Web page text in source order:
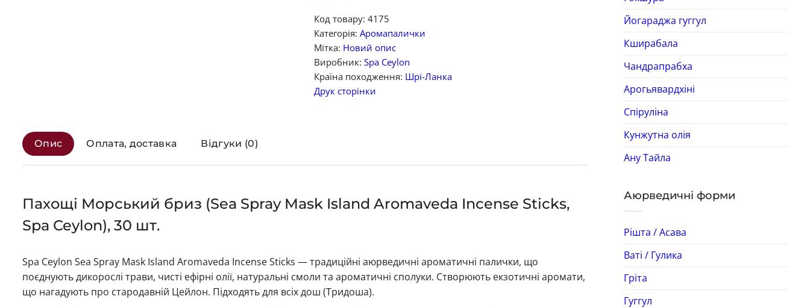
Йогараджа гуггул
Кширабала
Чандрапрабха
Арогьявардхіні
Спіруліна
Кунжутна олія
Ану Тайла
Аюрведичні форми
Рішта / Асава
Ваті / Гулика
Гріта
Гуггул
Код товару: 4175
Категорія: Аромапалички
Мітка: Новий опис
Виробник: Spa Ceylon
Країна походження: Шрі-Ланка
Друк сторінки
Опис Оплата, доставка Відгуки (0)
Пахощі Морський бриз (Sea Spray Mask Island Aromaveda Incense Sticks,
Spa Ceylon), 30 шт.
Spa Ceylon Sea Spray Mask Island Aromaveda Incense Sticks — традиційні аюрведичні ароматичні палички, що
поєднують дикорослі трави, чисті ефірні олії, натуральні смоли та ароматичні сполуки. Створюють екзотичні аромати,
що нагадують про стародавній Цейлон. Підходять для всіх дош (Тридоша).